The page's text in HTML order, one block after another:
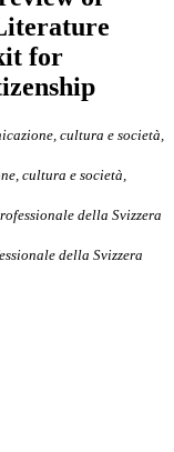
for
cultura e società,
cultura e società,
della Svizzera
della Svizzera